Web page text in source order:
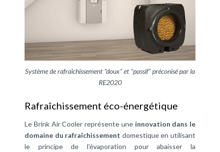
Système de rafraîchissement "doux" et "passif" préconisé par la
RE2020
Rafraîchissement éco-énergétique
Le Brink Air Cooler représente une innovation dans le
domaine du rafraîchissement domestique en utilisant
le principe de l'évaporation pour abaisser la